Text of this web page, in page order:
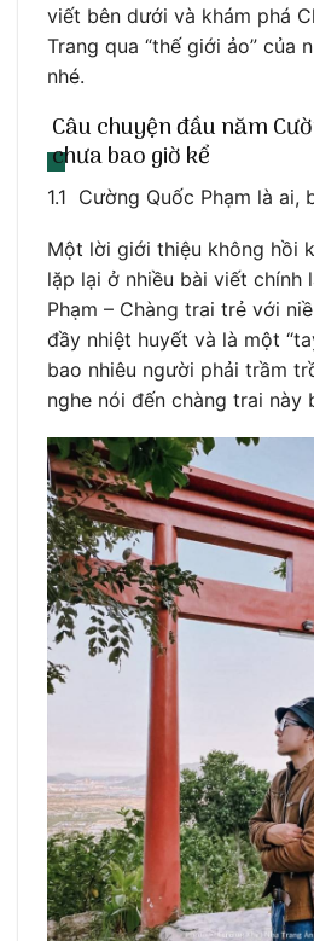
viết bên dưới và khám phá
Trang qua “thế giới ảo” của
nhé.
Câu chuyện đầu năm
chưa bao giờ kể
1.1 Cường Quốc Phạm là ai,
Một lời giới thiệu không hồi
lặp lại ở nhiều bài viết chính
Phạm – Chàng trai trẻ với
đầy nhiệt huyết và là một
bao nhiêu người phải trầm
nghe nói đến chàng trai này